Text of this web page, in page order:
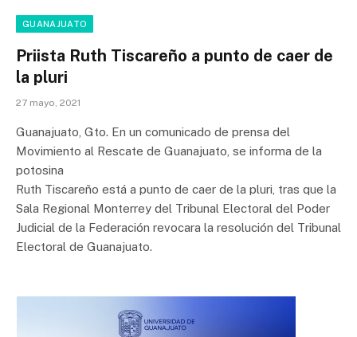
GUANAJUATO
Priista Ruth Tiscareño a punto de caer de
la pluri
27 mayo, 2021
Guanajuato, Gto. En un comunicado de prensa del
Movimiento al Rescate de Guanajuato, se informa de la
potosina
Ruth Tiscareño está a punto de caer de la pluri, tras que la
Sala Regional Monterrey del Tribunal Electoral del Poder
Judicial de la Federación revocara la resolución del Tribunal
Electoral de Guanajuato.